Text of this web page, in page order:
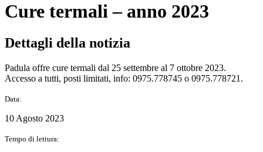
Cure termali – anno 2023
Dettagli della notizia
Padula offre cure termali dal 25 settembre al 7 ottobre 2023.
Accesso a tutti, posti limitati, info: 0975.778745 o 0975.778721.
Data:
10 Agosto 2023
Tempo di lettura: